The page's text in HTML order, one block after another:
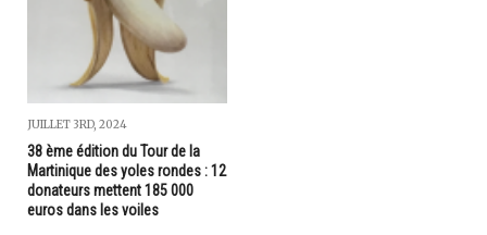
JUILLET 3RD, 2024
38 ème édition du Tour de la
Martinique des yoles rondes : 12
donateurs mettent 185 000
euros dans les voiles